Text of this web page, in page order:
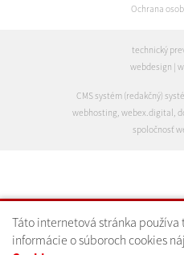
Táto internetová stránka používa
informácie o súboroch cookies
Ochrana
technický
webdesign |
CMS systém (redakčný)
webhosting webex.digital
spoločnosť